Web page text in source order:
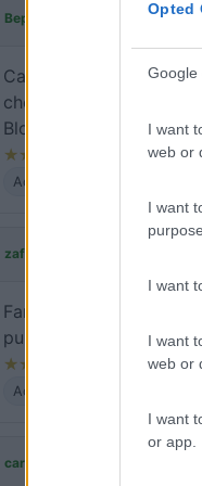
Opted
Google
I want
web or
I want
I want
I want
web or
I want
or app.
Beppe01 ha commentato:
Campeggio piccolo e
che per il centro del
Blocco bagni vecchi,
Accoglienza
zaffo
Fantastico, vicino al
pulito, personale
Accoglienza
carcat